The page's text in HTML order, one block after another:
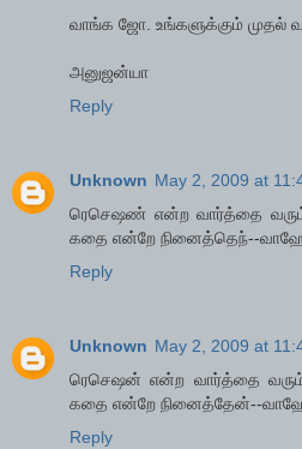
வாங்க ஜோ. உங்களுக்கும் முதல்
அனுஜன்யா
Reply
Unknown May 2, 2009 at
ரெசெஷண் என்ற வார்த்தை
கதை என்றே நினைத்தெந்--வாஹே
Reply
Unknown May 2, 2009 at
ரெசெஷன் என்ற வார்த்தை
கதை என்றே நினைத்தேன்--வாஹே
Reply